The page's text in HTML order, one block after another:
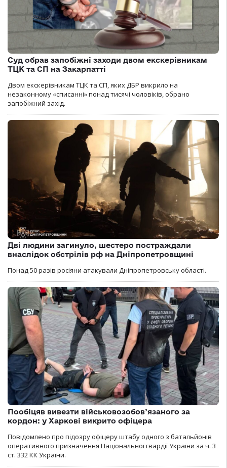
Суд обрав запобіжні заходи двом екскерівникам
ТЦК та СП на Закарпатті
Двом екскерівникам ТЦК та СП, яких ДБР викрило на
незаконному «списанні» понад тисячі чоловіків, обрано
запобіжний захід.
Дві людини загинуло, шестеро постраждали
внаслідок обстрілів рф на Дніпропетровщині
Понад 50 разів росіяни атакували Дніпропетровську області.
Пообіцяв вивезти військовозобов’язаного за
кордон: у Харкові викрито офіцера
Повідомлено про підозру офіцеру штабу одного з батальйонів
оперативного призначення Національної гвардії України за ч. 3
ст. 332 КК України.